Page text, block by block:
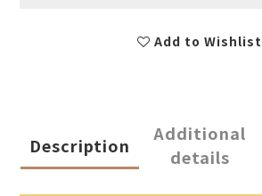
Add to Wishlist
Description
Additional
details